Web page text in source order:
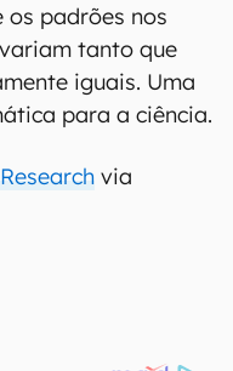
os padrões nos
tanto que
iguais. Uma
para a ciência.
via